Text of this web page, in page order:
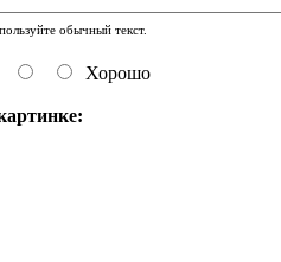
обычный текст.
Хорошо